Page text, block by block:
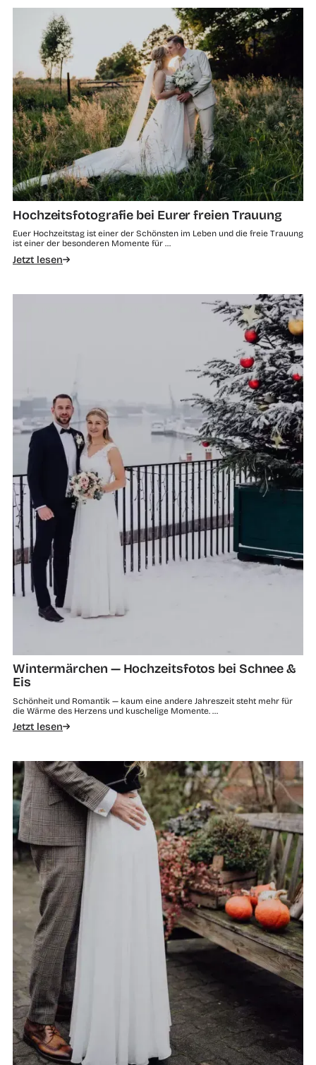
Hochzeitsfotografie bei Eurer freien Trauung
Euer Hochzeitstag ist einer der Schönsten im Leben und die freie Trauung
ist einer der besonderen Momente für …
Jetzt lesen
Wintermärchen — Hochzeitsfotos bei Schnee &
Eis
Schönheit und Romantik — kaum eine andere Jahreszeit steht mehr für
die Wärme des Herzens und kuschelige Momente. …
Jetzt lesen